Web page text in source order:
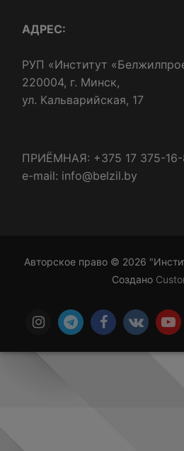
АДРЕС:
РУП «Институт
220004, г. Минск,
ул. Кальварийская, 17
ПРИЁМНАЯ: +375 17 375-
e-mail: info@belzil.by
Авторское право © 2026
Создано